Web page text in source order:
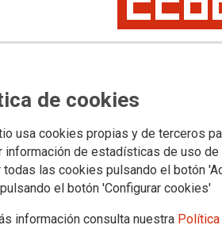
de cookies
usa cookies propias y de terceros
información de estadísticas de uso
todas las cookies pulsando el botón
el botón 'Configurar cookies'
información consulta nuestra